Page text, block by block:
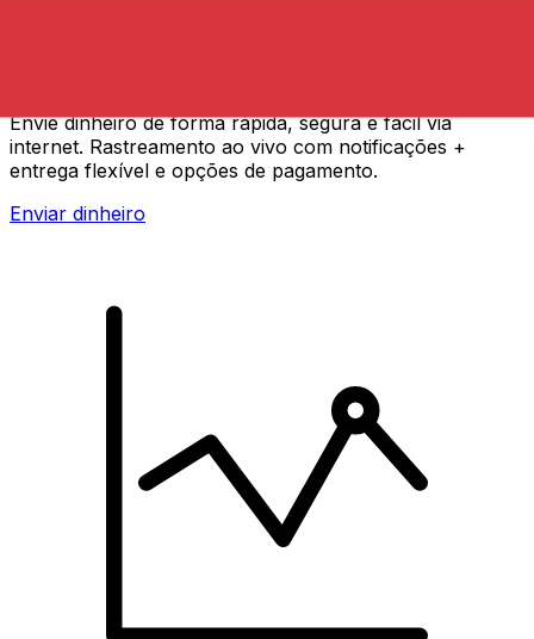
Envie dinheiro de forma rápida, segura e fácil via
internet. Rastreamento ao vivo com notificações +
entrega flexível e opções de pagamento.
Enviar dinheiro